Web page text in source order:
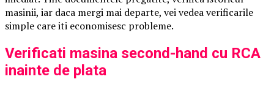
masinii, iar daca mergi mai departe, vei vedea verificarile
simple care iti economisesc probleme.
Verificati masina second-hand cu RCA
inainte de plata